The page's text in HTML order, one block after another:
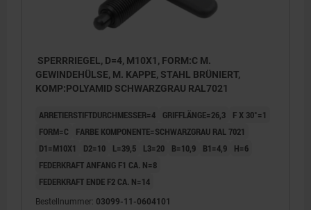
SPERRRIEGEL, D=4, M10X1, FORM:C M.
GEWINDEHÜLSE, M. KAPPE, STAHL BRÜNIERT,
KOMP:POLYAMID SCHWARZGRAU RAL7021
ARRETIERSTIFTDURCHMESSER=4 GRIFFLÄNGE=26,3
F X 30°=1
FORM=C
FARBE KOMPONENTE=SCHWARZGRAU RAL 7021
D1=M10X1
D2=10 L=39,5 L3=20 B=10,9 B1=4,9
H=6
FEDERKRAFT ANFANG F1 CA. N=8
FEDERKRAFT ENDE F2 CA. N=14
Bestellnummer: 03099-11-0604101